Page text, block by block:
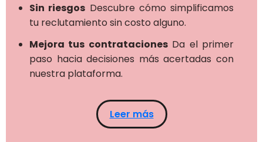
Sin riesgos Descubre cómo simplificamos
tu reclutamiento sin costo alguno.
Mejora tus contratacionesDa el primer
paso hacia decisiones más acertadas con
nuestra plataforma.
Leer más